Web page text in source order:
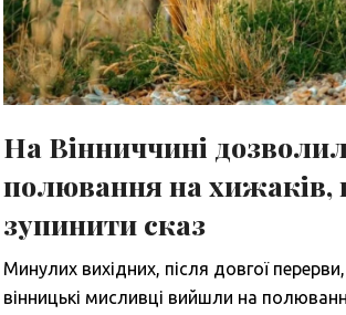
На Вінниччині
полювання на хижаків,
зупинити сказ
Минулих вихідних, після довгої перерви,
вінницькі мисливці вийшли на